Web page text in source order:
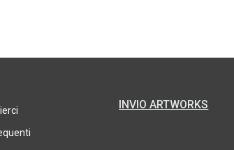
INVIO ARTWORKS